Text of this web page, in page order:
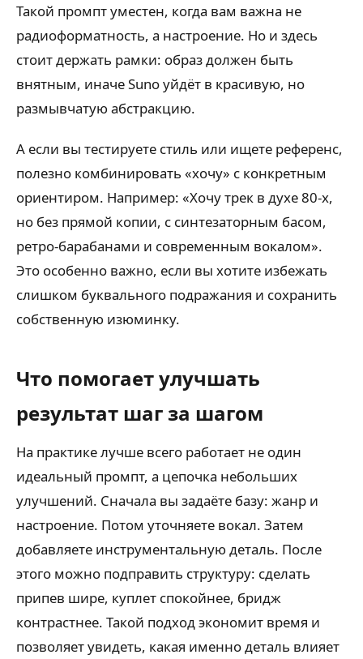
Такой промпт уместен, когда вам важна не
радиоформатность, а настроение. Но и здесь
стоит держать рамки: образ должен быть
внятным, иначе Suno уйдёт в красивую, но
размывчатую абстракцию.
А если вы тестируете стиль или ищете референс,
полезно комбинировать «хочу» с конкретным
ориентиром. Например: «Хочу трек в духе 80-х,
но без прямой копии, с синтезаторным басом,
ретро-барабанами и современным вокалом».
Это особенно важно, если вы хотите избежать
слишком буквального подражания и сохранить
собственную изюминку.
Что помогает улучшать
результат шаг за шагом
На практике лучше всего работает не один
идеальный промпт, а цепочка небольших
улучшений. Сначала вы задаёте базу: жанр и
настроение. Потом уточняете вокал. Затем
добавляете инструментальную деталь. После
этого можно подправить структуру: сделать
припев шире, куплет спокойнее, бридж
контрастнее. Такой подход экономит время и
позволяет увидеть, какая именно деталь влияет